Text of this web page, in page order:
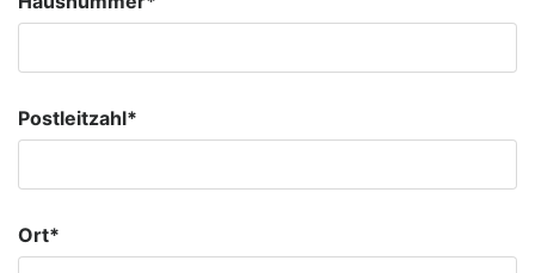
Postleitzahl*
Ort*